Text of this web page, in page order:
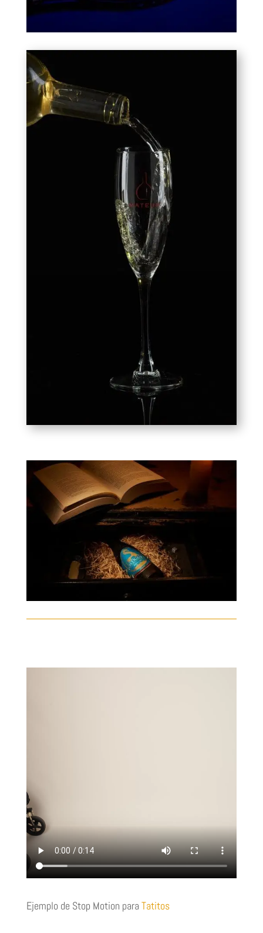
Ejemplo de Stop Motion para Tatitos